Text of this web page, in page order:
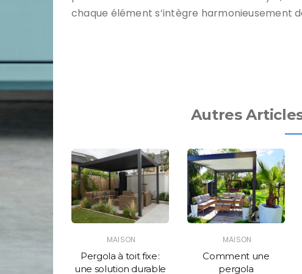
chaque élément s’intègre harmonieusement
Autres
MAISON
Pergola à toit fixe :
une solution durable
MAISON
Comment une
pergola